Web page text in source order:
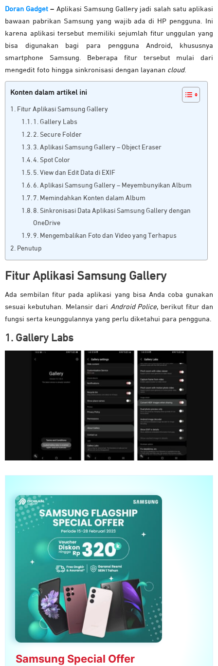
Doran Gadget – Aplikasi Samsung Gallery jadi salah satu aplikasi
bawaan pabrikan Samsung yang wajib ada di HP pengguna. Ini
karena aplikasi tersebut memiliki sejumlah fitur unggulan yang
bisa digunakan bagi para pengguna Android, khususnya
smartphone Samsung. Beberapa fitur tersebut mulai dari
mengedit foto hingga sinkronisasi dengan layanan cloud.
Konten dalam artikel ini
Fitur Aplikasi Samsung Gallery
1. Gallery Labs
2. Secure Folder
3. Aplikasi Samsung Gallery – Object Eraser
4. Spot Color
5. View dan Edit Data di EXIF
6. Aplikasi Samsung Gallery – Meyembunyikan Album
7. Memindahkan Konten dalam Album
8. Sinkronisasi Data Aplikasi Samsung Gallery dengan
OneDrive
9. Mengembalikan Foto dan Video yang Terhapus
Penutup
Fitur Aplikasi Samsung Gallery
Ada sembilan fitur pada aplikasi yang bisa Anda coba gunakan
sesuai kebutuhan. Melansir dari Android Police, berikut fitur dan
fungsi serta keunggulannya yang perlu diketahui para pengguna.
1. Gallery Labs
Samsung Special Offer